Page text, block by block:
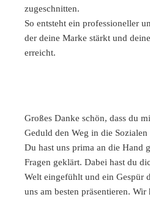
zugeschnitten.
So entsteht ein professioneller
der deine Marke stärkt und
erreicht.
Großes Danke schön, dass du
Geduld den Weg in die
Du hast uns prima an die Hand
Fragen geklärt. Dabei hast du
Welt eingefühlt und ein Gespür
uns am besten präsentieren.